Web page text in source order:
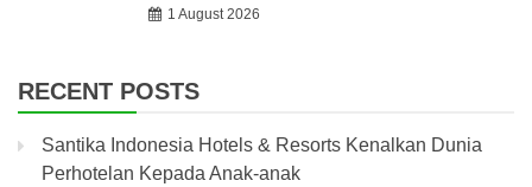
1 August 2026
RECENT POSTS
Santika Indonesia Hotels & Resorts Kenalkan Dunia
Perhotelan Kepada Anak-anak